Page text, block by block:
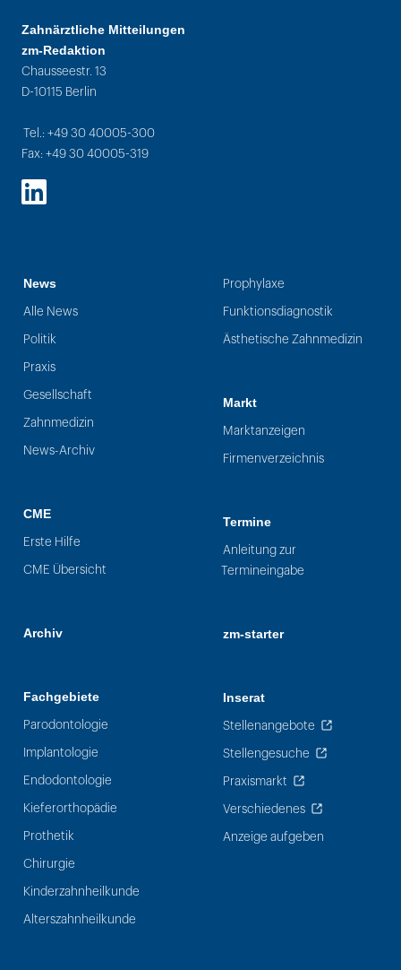
Zahnärztliche Mitteilungen
zm-Redaktion
Chausseestr. 13
D-10115 Berlin
Tel.: +49 30 40005-300
Fax: +49 30 40005-319
LinkedIn
News
Alle News
Politik
Praxis
Gesellschaft
Zahnmedizin
News-Archiv
CME
Erste Hilfe
CME Übersicht
Archiv
Fachgebiete
Parodontologie
Implantologie
Endodontologie
Kieferorthopädie
Prothetik
Chirurgie
Kinderzahnheilkunde
Alterszahnheilkunde
Prophylaxe
Funktionsdiagnostik
Ästhetische Zahnmedizin
Markt
Marktanzeigen
Firmenverzeichnis
Termine
Anleitung zur
Termineingabe
zm-starter
Inserat
Stellenangebote
Stellengesuche
Praxismarkt
Verschiedenes
Anzeige aufgeben